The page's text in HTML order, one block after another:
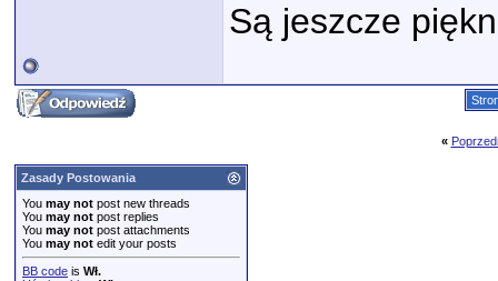
Są jeszcze
«
Zasady Postowania
You may not post new threads
You may not post replies
You may not post attachments
You may not edit your posts
BB code is Wł.